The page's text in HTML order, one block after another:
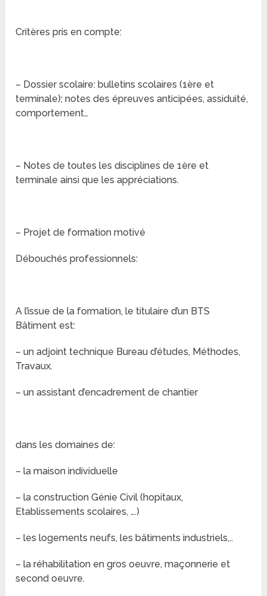
Critères pris en compte:
– Dossier scolaire: bulletins scolaires (1ère et
terminale); notes des épreuves anticipées, assiduité,
comportement…
– Notes de toutes les disciplines de 1ère et
terminale ainsi que les appréciations.
– Projet de formation motivé
Débouchés professionnels:
A l’issue de la formation, le titulaire d’un BTS
Bâtiment est:
– un adjoint technique Bureau d’études, Méthodes,
Travaux.
– un assistant d’encadrement de chantier
dans les domaines de:
– la maison individuelle
– la construction Génie Civil (hopitaux,
Etablissements scolaires, ….)
– les logements neufs, les bâtiments industriels,..
– la réhabilitation en gros oeuvre, maçonnerie et
second oeuvre.